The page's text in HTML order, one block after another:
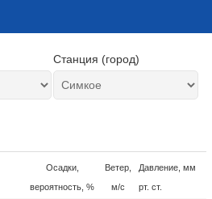
Станция (город)
Осадки,
вероятность, %
Ветер,
м/с
Давление, мм
рт. ст.